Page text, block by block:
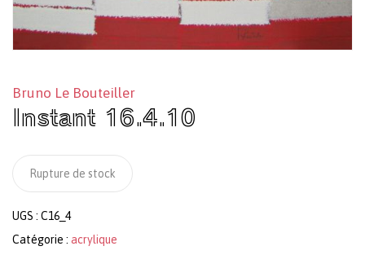
Bruno Le Bouteiller
Instant 16.4.10
Rupture de stock
UGS : C16_4
Catégorie : acrylique